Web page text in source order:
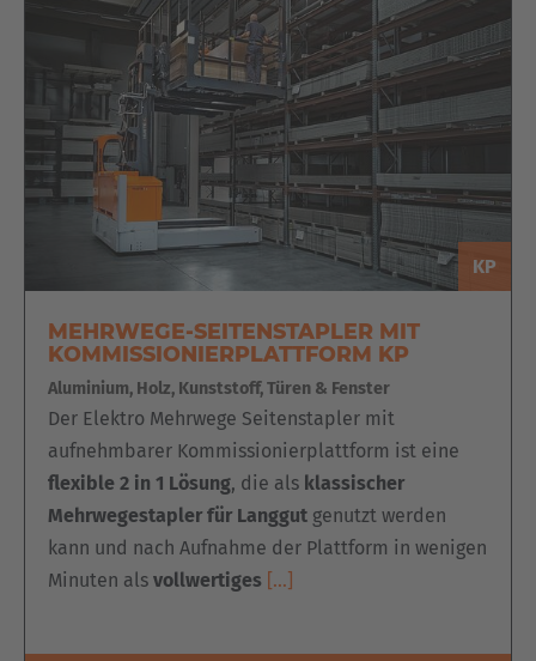
Nederland
Österreich
Deutsch
Polska
Türkçe
English Neutral
KP
MEHRWEGE-SEITENSTAPLER MIT
KOMMISSIONIERPLATTFORM KP
Aluminium, Holz, Kunststoff, Türen & Fenster
Der Elektro Mehrwege Seitenstapler mit
aufnehmbarer Kommissionierplattform ist eine
flexible 2 in 1 Lösung, die als klassischer
Mehrwegestapler für Langgut genutzt werden
kann und nach Aufnahme der Plattform in wenigen
Minuten alsvollwertiges […]